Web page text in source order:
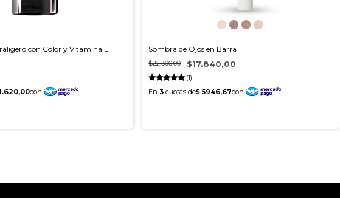
con Color y Vitamina E Sombra de Ojos en Barra
(1)
$22.300,00 $17.840,00